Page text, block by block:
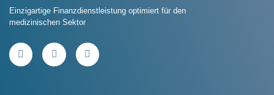
Einzigartige Finanzdienstleistung optimiert für den
medizinischen Sektor